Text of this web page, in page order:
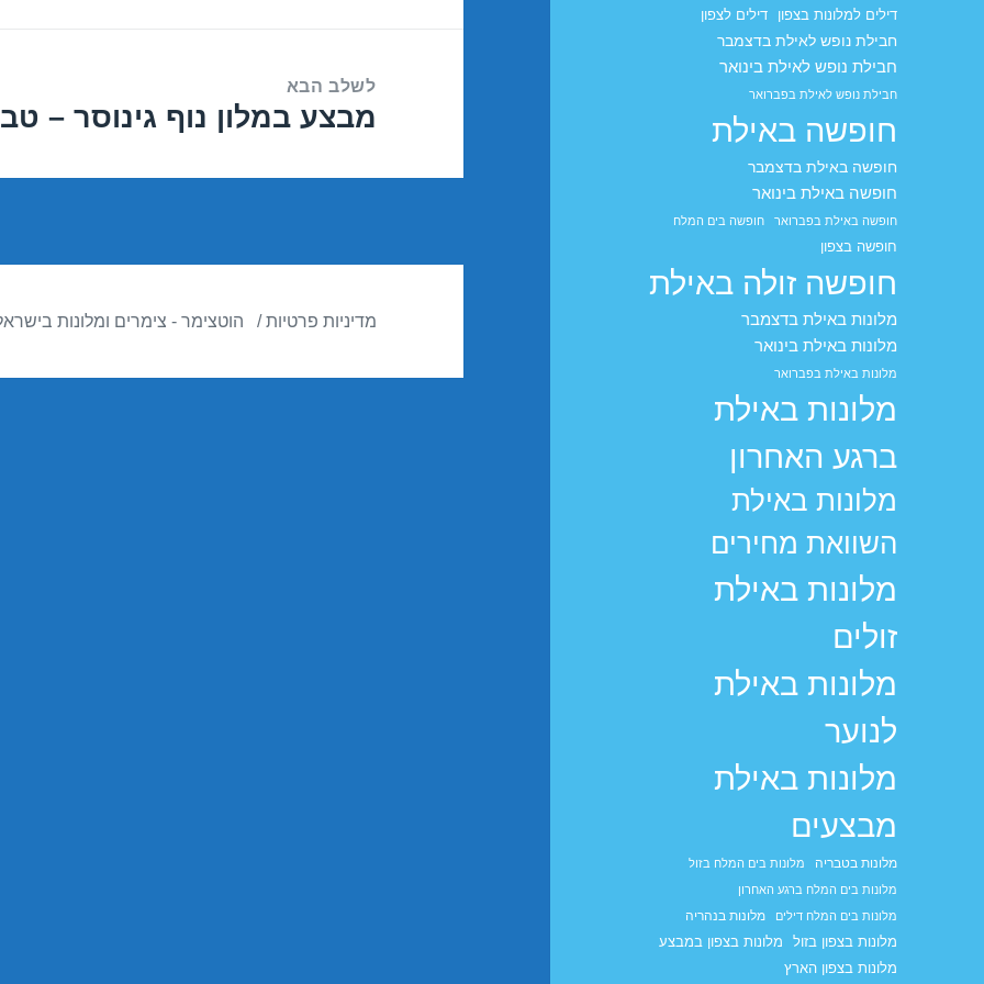
דילים למלונות בצפון דילים לצפון
חבילת נופש לאילת בדצמבר
חבילת נופש לאילת בינואר
חבילת נופש לאילת בפברואר
חופשה באילת
חופשה באילת בדצמבר
חופשה באילת בינואר
חופשה באילת בפברואר חופשה בים המלח
חופשה בצפון
חופשה זולה באילת
מלונות באילת בדצמבר
מלונות באילת בינואר
מלונות באילת בפברואר
מלונות באילת
ברגע האחרון
מלונות באילת
השוואת מחירים
מלונות באילת
זולים
מלונות באילת
לנוער
מלונות באילת
מבצעים
מלונות בטבריה
מלונות בים המלח בזול
מלונות בים המלח ברגע האחרון
מלונות בים המלח דילים
מלונות בנהריה
מלונות בצפון בזול
מלונות בצפון במבצע
מלונות בצפון הארץ
לשלב הבא
הפוסט
מבצע במלון נוף גינוסר – טבריה 14/
מדיניות פרטיות הוטצימר - צימרים ומלונות